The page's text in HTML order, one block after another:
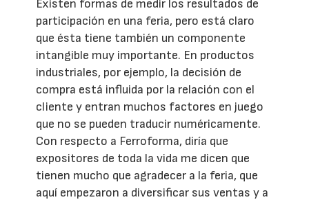
Existen formas de medir los resultados de
participación en una feria, pero está claro
que ésta tiene también un componente
intangible muy importante. En productos
industriales, por ejemplo, la decisión de
compra está influida por la relación con el
cliente y entran muchos factores en juego
que no se pueden traducir numéricamente.
Con respecto a Ferroforma, diría que
expositores de toda la vida me dicen que
tienen mucho que agradecer a la feria, que
aquí empezaron a diversificar sus ventas y a